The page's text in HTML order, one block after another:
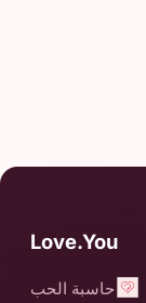
Love.You
حاسبة الحب